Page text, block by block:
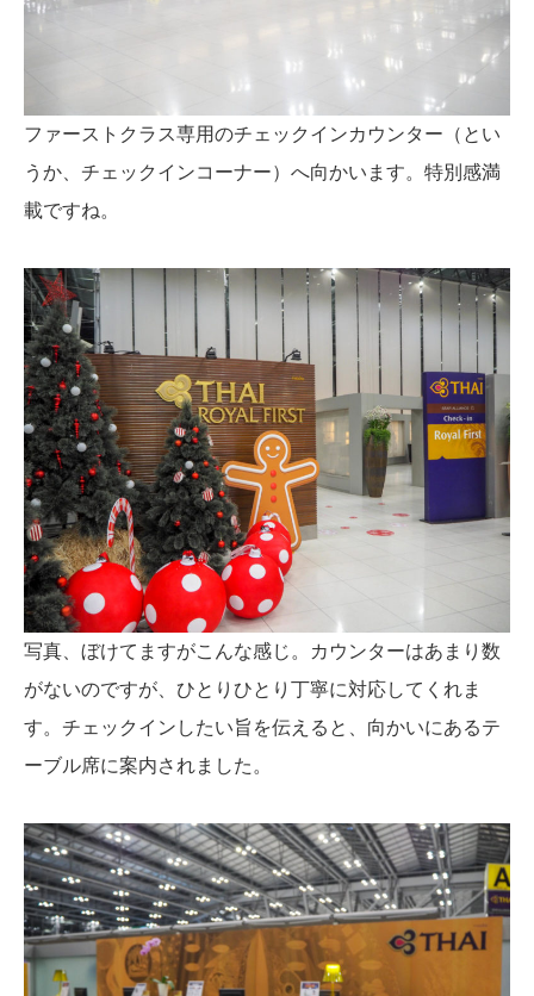
ファーストクラス専用のチェックインカウンター（とい
うか、チェックインコーナー）へ向かいます。特別感満
載ですね。
写真、ぼけてますがこんな感じ。カウンターはあまり数
がないのですが、ひとりひとり丁寧に対応してくれま
す。チェックインしたい旨を伝えると、向かいにあるテ
ーブル席に案内されました。